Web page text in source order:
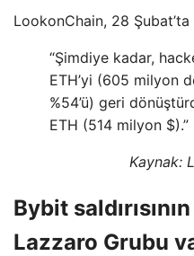
LookonChain, 28 Şubat’ta
“Şimdiye kadar,
ETH’yi (605 milyon
%54’ü) geri
ETH (514 milyon $).”
Kaynak:
Bybit
Lazzaro Grubu